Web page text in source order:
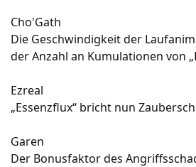
Cho'Gath
Die Geschwindigkeit der
der Anzahl an Kumulationen von
Ezreal
„Essenzflux“ bricht nun
Garen
Der Bonusfaktor des